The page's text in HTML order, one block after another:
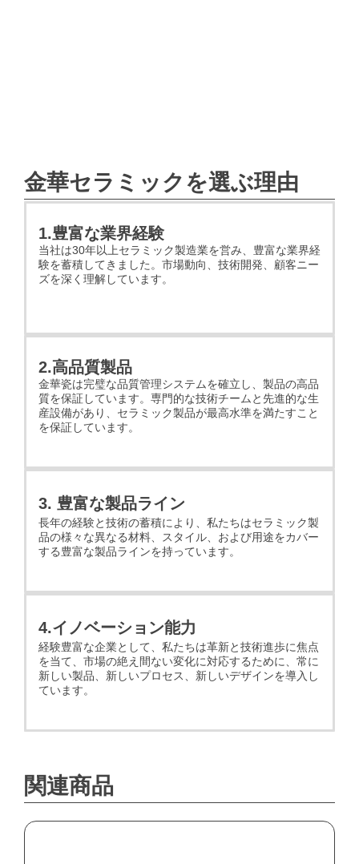
金華セラミックを選ぶ理由
1.豊富な業界経験
当社は30年以上セラミック製造業を営み、豊富な業界経
験を蓄積してきました。市場動向、技術開発、顧客ニー
ズを深く理解しています。
2.高品質製品
金華瓷は完璧な品質管理システムを確立し、製品の高品
質を保証しています。専門的な技術チームと先進的な生
産設備があり、セラミック製品が最高水準を満たすこと
を保証しています。
3. 豊富な製品ライン
長年の経験と技術の蓄積により、私たちはセラミック製
品の様々な異なる材料、スタイル、および用途をカバー
する豊富な製品ラインを持っています。
4.イノベーション能力
経験豊富な企業として、私たちは革新と技術進歩に焦点
を当て、市場の絶え間ない変化に対応するために、常に
新しい製品、新しいプロセス、新しいデザインを導入し
ています。
関連商品